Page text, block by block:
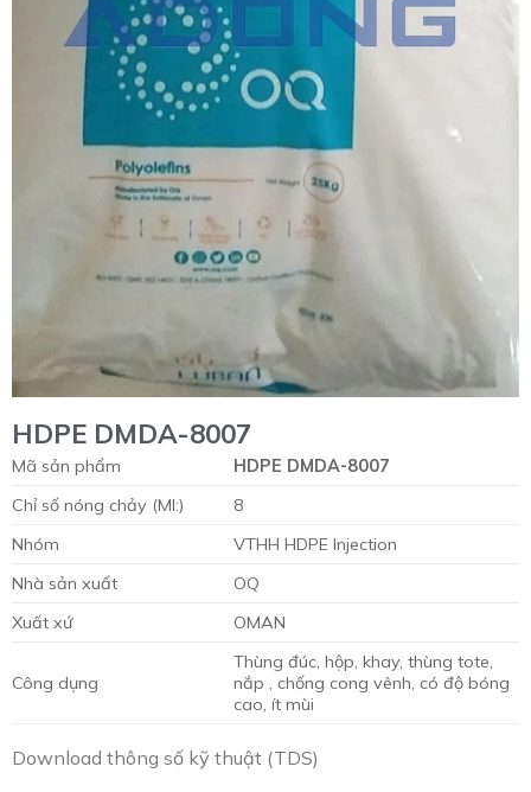
HDPE DMDA-8007
Mã sản phẩm
HDPE DMDA-8007
Chỉ số nóng chảy (MI:)
8
Nhóm
VTHH HDPE Injection
Nhà sản xuất
OQ
Xuất xứ
OMAN
Công dụng
Thùng đúc, hộp, khay, thùng tote,
nắp , chống cong vênh, có độ bóng
cao, ít mùi
Download thông số kỹ thuật (TDS)